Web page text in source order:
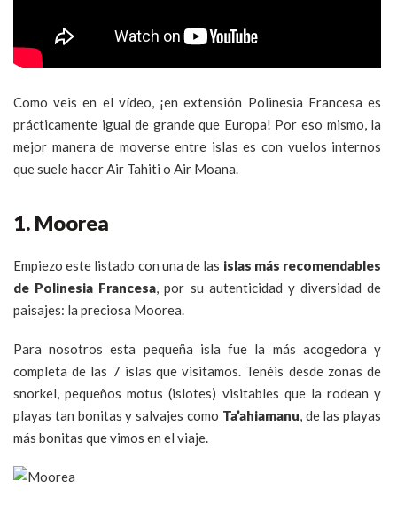
Como veis en el vídeo, ¡en extensión Polinesia Francesa es
prácticamente igual de grande que Europa! Por eso mismo, la
mejor manera de moverse entre islas es con vuelos internos
que suele hacer Air Tahiti o Air Moana.
1. Moorea
Empiezo este listado con una de las islas más recomendables
de Polinesia Francesa, por su autenticidad y diversidad de
paisajes: la preciosa Moorea.
Para nosotros esta pequeña isla fue la más acogedora y
completa de las 7 islas que visitamos. Tenéis desde zonas de
snorkel, pequeños motus (islotes) visitables que la rodean y
playas tan bonitas y salvajes como Ta’ahiamanu, de las playas
más bonitas que vimos en el viaje.